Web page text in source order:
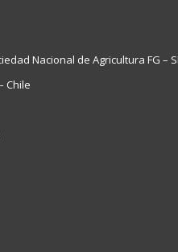
Nacional de Agricultura FG –
Chile